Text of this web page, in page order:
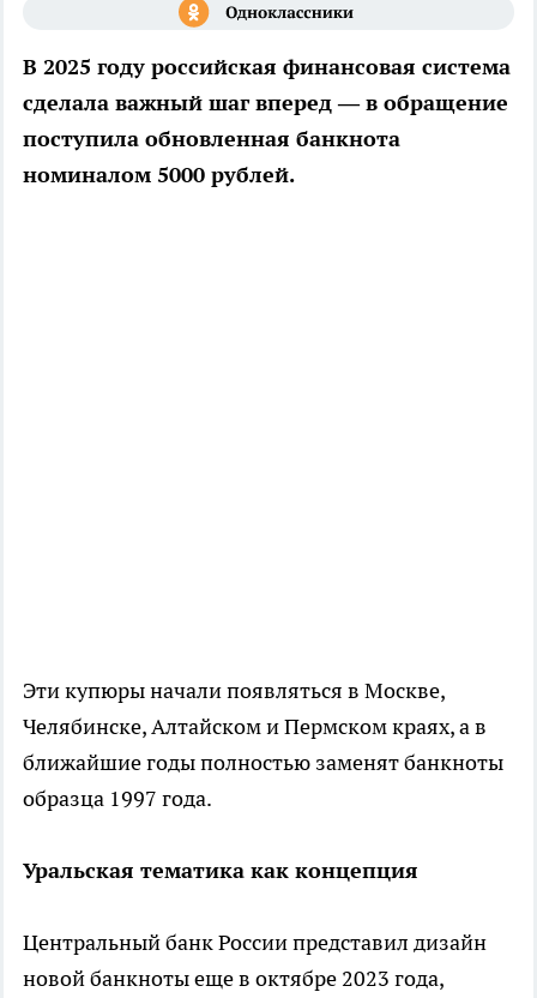
В 2025 году российская финансовая система
сделала важный шаг вперед — в обращение
поступила обновленная банкнота
номиналом 5000 рублей.
Эти купюры начали появляться в Москве,
Челябинске, Алтайском и Пермском краях, а в
ближайшие годы полностью заменят банкноты
образца 1997 года.
Уральская тематика как концепция
Центральный банк России представил дизайн
новой банкноты еще в октябре 2023 года,